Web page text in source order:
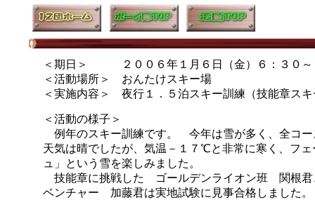
＜期日＞ ２００６年１月６日（金）６：３０～
＜活動場所＞ おんたけスキー場
＜実施内容＞ 夜行１．５泊スキー訓練（技能章ス
＜活動の様子＞
例年のスキー訓練です。 今年は雪が多く、全コ
天気は晴でしたが、気温－１７℃と非常に寒く、フ
ュ」という雪を楽しみました。
技能章に挑戦した ゴールデンライオン班 関根
ベンチャー 加藤君は実地試験に見事合格しました。